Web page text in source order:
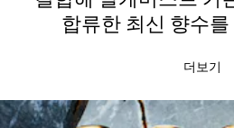
합류한 최신 향수
더보기